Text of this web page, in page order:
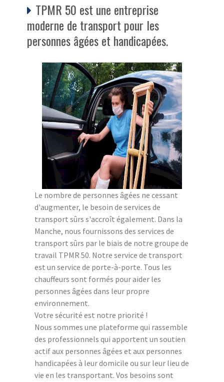
TPMR 50 est une entreprise
moderne de transport pour les
personnes âgées et handicapées.
Le nombre de personnes âgées ne cessant
d'augmenter, le besoin de services de
transport sûrs s'accroît également. Dans la
Manche, nous fournissons des services de
transport sûrs par le biais de notre groupe de
travail TPMR 50. Notre service de transport
est un service de porte-à-porte. Tous les
chauffeurs sont formés pour aider les
personnes âgées dans leur propre
environnement.
Votre sécurité est notre priorité !
Nous sommes une plateforme qui rassemble
des professionnels qui apportent un soutien
actif aux personnes âgées et aux personnes
handicapées à leur domicile ou sur leur lieu de
vie en les transportant. Vos besoins sont